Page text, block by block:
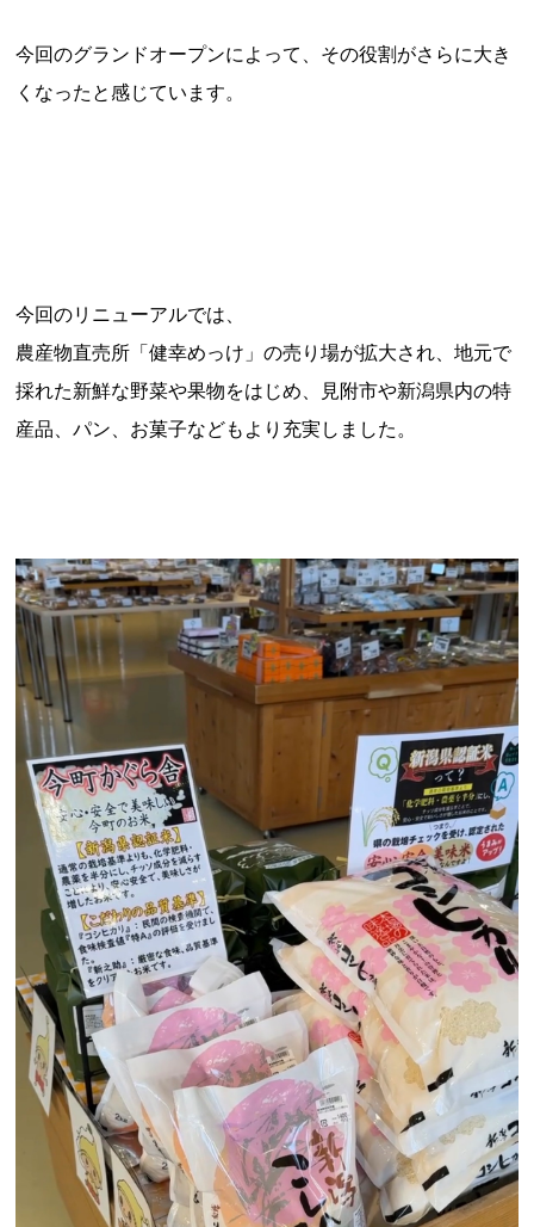
今回のグランドオープンによって、その役割がさらに大き
くなったと感じています。
今回のリニューアルでは、
農産物直売所「健幸めっけ」の売り場が拡大され、地元で
採れた新鮮な野菜や果物をはじめ、見附市や新潟県内の特
産品、パン、お菓子などもより充実しました。